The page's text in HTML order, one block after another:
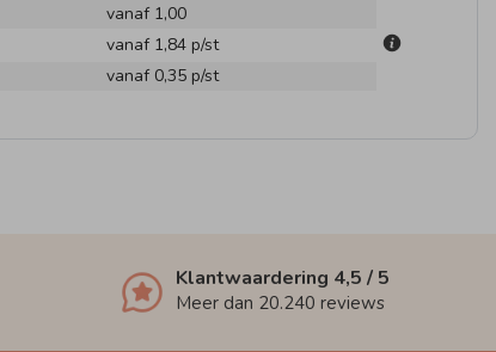
vanaf 1,00
vanaf 1,84 p/st
vanaf 0,35 p/st
Klantwaardering 4,5 / 5
Meer dan 20.240 reviews